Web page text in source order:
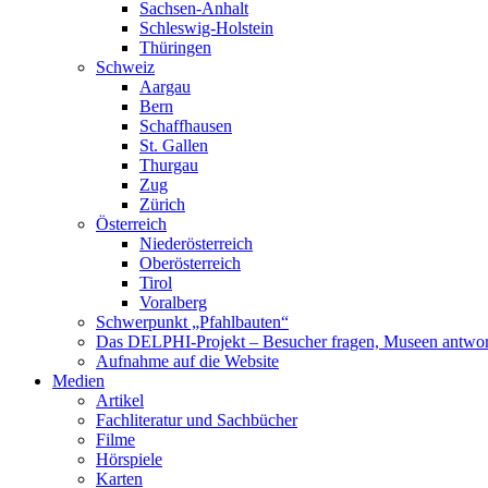
Sachsen-Anhalt
Schleswig-Holstein
Thüringen
Schweiz
Aargau
Bern
Schaffhausen
St. Gallen
Thurgau
Zug
Zürich
Österreich
Niederösterreich
Oberösterreich
Tirol
Voralberg
Schwerpunkt „Pfahlbauten“
Das DELPHI-Projekt – Besucher fragen, Museen
Aufnahme auf die Website
Medien
Artikel
Fachliteratur und Sachbücher
Filme
Hörspiele
Karten